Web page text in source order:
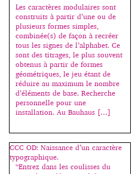
une vision contemporaine et
accessible […]
Les caractères modulaires sont
construits à partir d’une ou de
plusieurs formes simples,
combinée(s) de façon à recréer
tous les signes de l’alphabet. Ce
sont des titrages, le plus souvent
obtenus à partir de formes
géométriques, le jeu étant de
réduire au maximum le nombre
d’éléments de base. Recherche
personnelle pour une
installation. Au Bauhaus […]
CCC OD: Naissance d’un caractère
typographique.
“Entrez dans les coulisses du